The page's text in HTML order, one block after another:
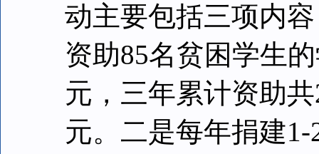
动主要包括三项内
资助85名贫困学生
元，三年累计资助
元。二是每年捐建